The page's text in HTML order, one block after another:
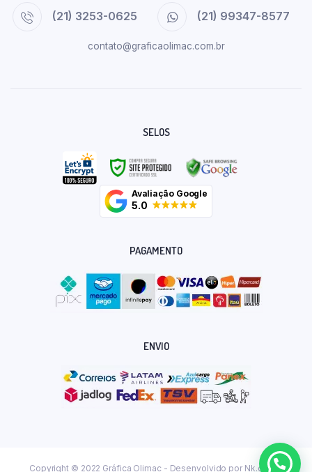
(21) 3253-0625 (21) 99347-8577
contato@graficaolimac.com.br
SELOS
Avaliação Google
5.0
PAGAMENTO
ENVIO
Copyright © 2022 Gráfica Olimac - Desenvolvido por Nk.dev.br